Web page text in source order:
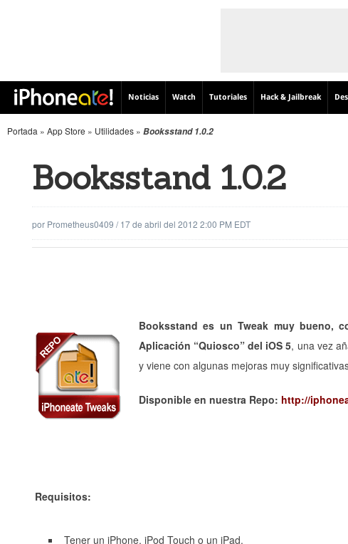
Noticias Watch Tutoriales Hack & Jailbreak
Portada » App Store » Utilidades » Booksstand 1.0.2
Booksstand 1.0.2
por Prometheus0409 /17 de abril del 2012 2:00 PM EDT
Booksstand es un Tweak muy bueno,
Aplicación “Quiosco” del iOS 5, una vez
y viene con algunas mejoras muy
Disponible en nuestra Repo: http://
Requisitos:
Tener un iPhone, iPod Touch o un iPad.